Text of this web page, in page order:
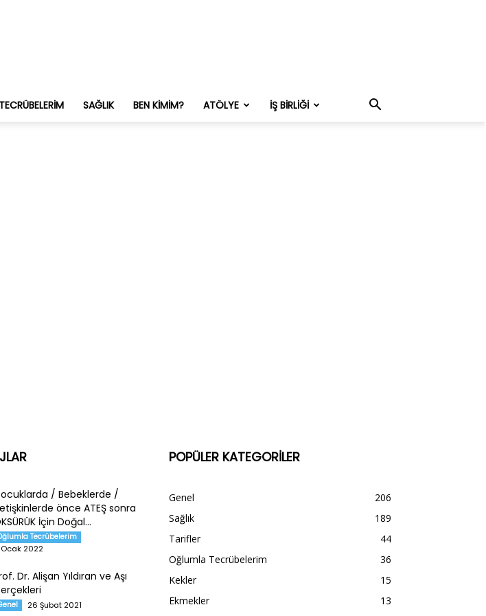
SAĞLIK BEN KIMIM? ATÖLYE İŞ BIRLIĞI
/ Bebeklerde /
önce ATEŞ sonra
İçin Doğal...
Tecrübelerim
Ocak 2022
Dr. Alişan Yıldıran ve Aşı
26 Şubat 2021
POPÜLER KATEGORİLER
Genel
206
Sağlık
189
Tarifler
44
Oğlumla Tecrübelerim
36
Kekler
15
Ekmekler
13